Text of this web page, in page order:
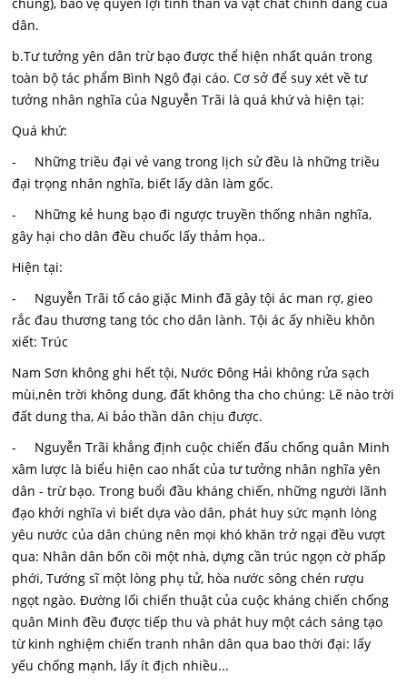
dân.
b.Tư tưởng yên dân trừ bạo được thể hiện nhất quán trong
toàn bộ tác phẩm Bình Ngô đại cáo. Cơ sở để suy xét về tư
tưởng nhân nghĩa của Nguyễn Trãi là quá khứ và hiện tại:
Quá khứ:
- Những triều đại vẻ vang trong lịch sử đều là những triều
đại trọng nhân nghĩa, biết lấy dân làm gốc.
- Những kẻ hung bạo đi ngược truyền thống nhân nghĩa,
gây hại cho dân đều chuốc lấy thảm họa..
Hiện tại:
- Nguyễn Trãi tố cáo giặc Minh đã gây tội ác man rợ, gieo
rắc đau thương tang tóc cho dân lành. Tội ác ấy nhiều khôn
xiết: Trúc
Nam Sơn không ghi hết tội, Nước Đông Hải không rửa sạch
mùi,nên trời không dung, đất không tha cho chúng: Lẽ nào trời
đất dung tha, Ai bảo thần dân chịu được.
- Nguyễn Trãi khẳng định cuộc chiến đấu chống quân Minh
xâm lược là biểu hiện cao nhất của tư tưởng nhân nghĩa yên
dân - trừ bạo. Trong buổi đầu kháng chiến, những người lãnh
đạo khởi nghĩa vì biết dựa vào dân, phát huy sức mạnh lòng
yêu nước của dân chúng nên mọi khó khăn trở ngại đều vượt
qua: Nhân dân bốn cõi một nhà, dựng cần trúc ngọn cờ phấp
phới, Tướng sĩ một lòng phụ tử, hòa nước sông chén rượu
ngọt ngào. Đường lối chiến thuật của cuộc kháng chiến chống
quân Minh đều được tiếp thu và phát huy một cách sáng tạo
từ kinh nghiệm chiến tranh nhân dân qua bao thời đại: lấy
yếu chống mạnh, lấy ít địch nhiều...